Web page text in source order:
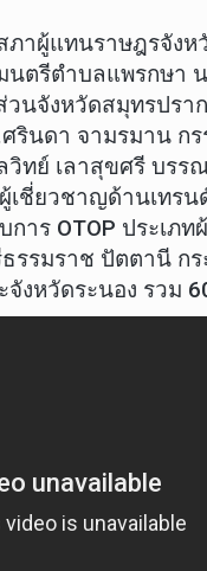
าผู้แทนราษฎรจังห
ตรีตำบลแพรกษา
วนจังหวัดสมุทรปร
รินดา จามรมาน ก
ทย์ เลาสุขศรี บรร
ชี่ยวชาญด้านเทร
าร OTOP ประเภ
รมราช ปัตตานี กร
งหวัดระนอง รวม